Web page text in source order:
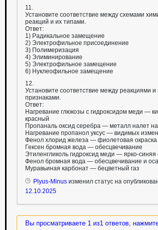
11.
Установите соответствие между схемами
реакций и их типами.
Ответ:
1) Радикальное замещение
2) Электрофильное присоединение
3) Полимеризация
4) Элиминирование
5) Электрофильное замещение
6) Нуклеофильное замещение
12.
Установите соответствие между реакциями и
признаками.
Ответ:
Нагревание глюкозы с гидроксидом меди —
красный
Пропаналь оксид серебра — металл налет на
Нагревание пропанол уксус — видимых
Фенол хлорид железа — фиолетовая окраска
Гексен бромная вода — обесцвечивание
Этиленгликоль гидроксид меди — ярко-синяя
Фенол бромная вода — обесцвечивание и
Муравьиная карбонат — бецветный газ
Plyus-Minusизменил статус на
12.10.2025
Вы просматриваете 1 из1 ответов,